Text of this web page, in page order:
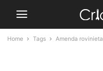
Home Tags Amenda rovinieta